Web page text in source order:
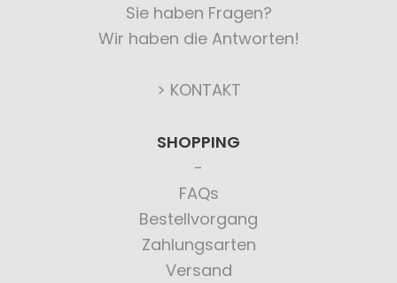
Sie haben Fragen?
Wir haben die Antworten!
> KONTAKT
SHOPPING
FAQs
Bestellvorgang
Zahlungsarten
Versand